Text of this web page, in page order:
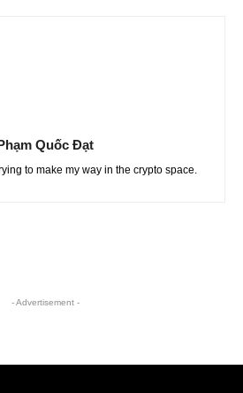
Quốc Đạt
to make my way in the crypto space.
- Advertisement -